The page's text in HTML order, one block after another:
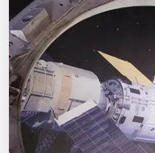
Спорт
События
Города
Площадки